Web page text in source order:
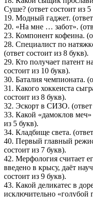
Суше? (ответ состоит из 5
19. Модный гаджет.
20. «На мне … забот».
23. Компонент кофеина.
28. Специалист по
(ответ состоит из 8 букв).
29. Кто получает патент
состоит из 10 букв).
30. Баталия чемпионата.
31. Какого хоккеиста
состоит из 8 букв).
32. Эскорт в СИЗО. (ответ
33. Какой «дамоклов меч»
из 5 букв).
34. Кладбище света.
40. Первый главный
состоит из 7 букв).
42. Мерфология считает
введено в крысу, даёт
состоит из 9 букв).
43. Какой деликатес в
исключительно «голубой